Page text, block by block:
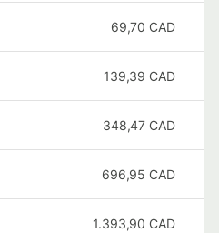
69,70 CAD
139,39 CAD
348,47 CAD
696,95 CAD
1.393,90 CAD